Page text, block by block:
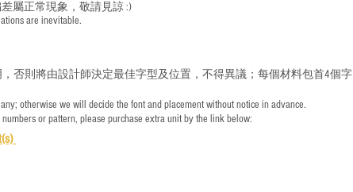
屬正常現象，敬請見諒 :)
are inevitable.
否則將由設計師決定最佳字型及位置，不得異議；每個材料包首4個字
otherwise we will decide the font and placement without notice in advance.
or pattern, please purchase extra unit by the link below: